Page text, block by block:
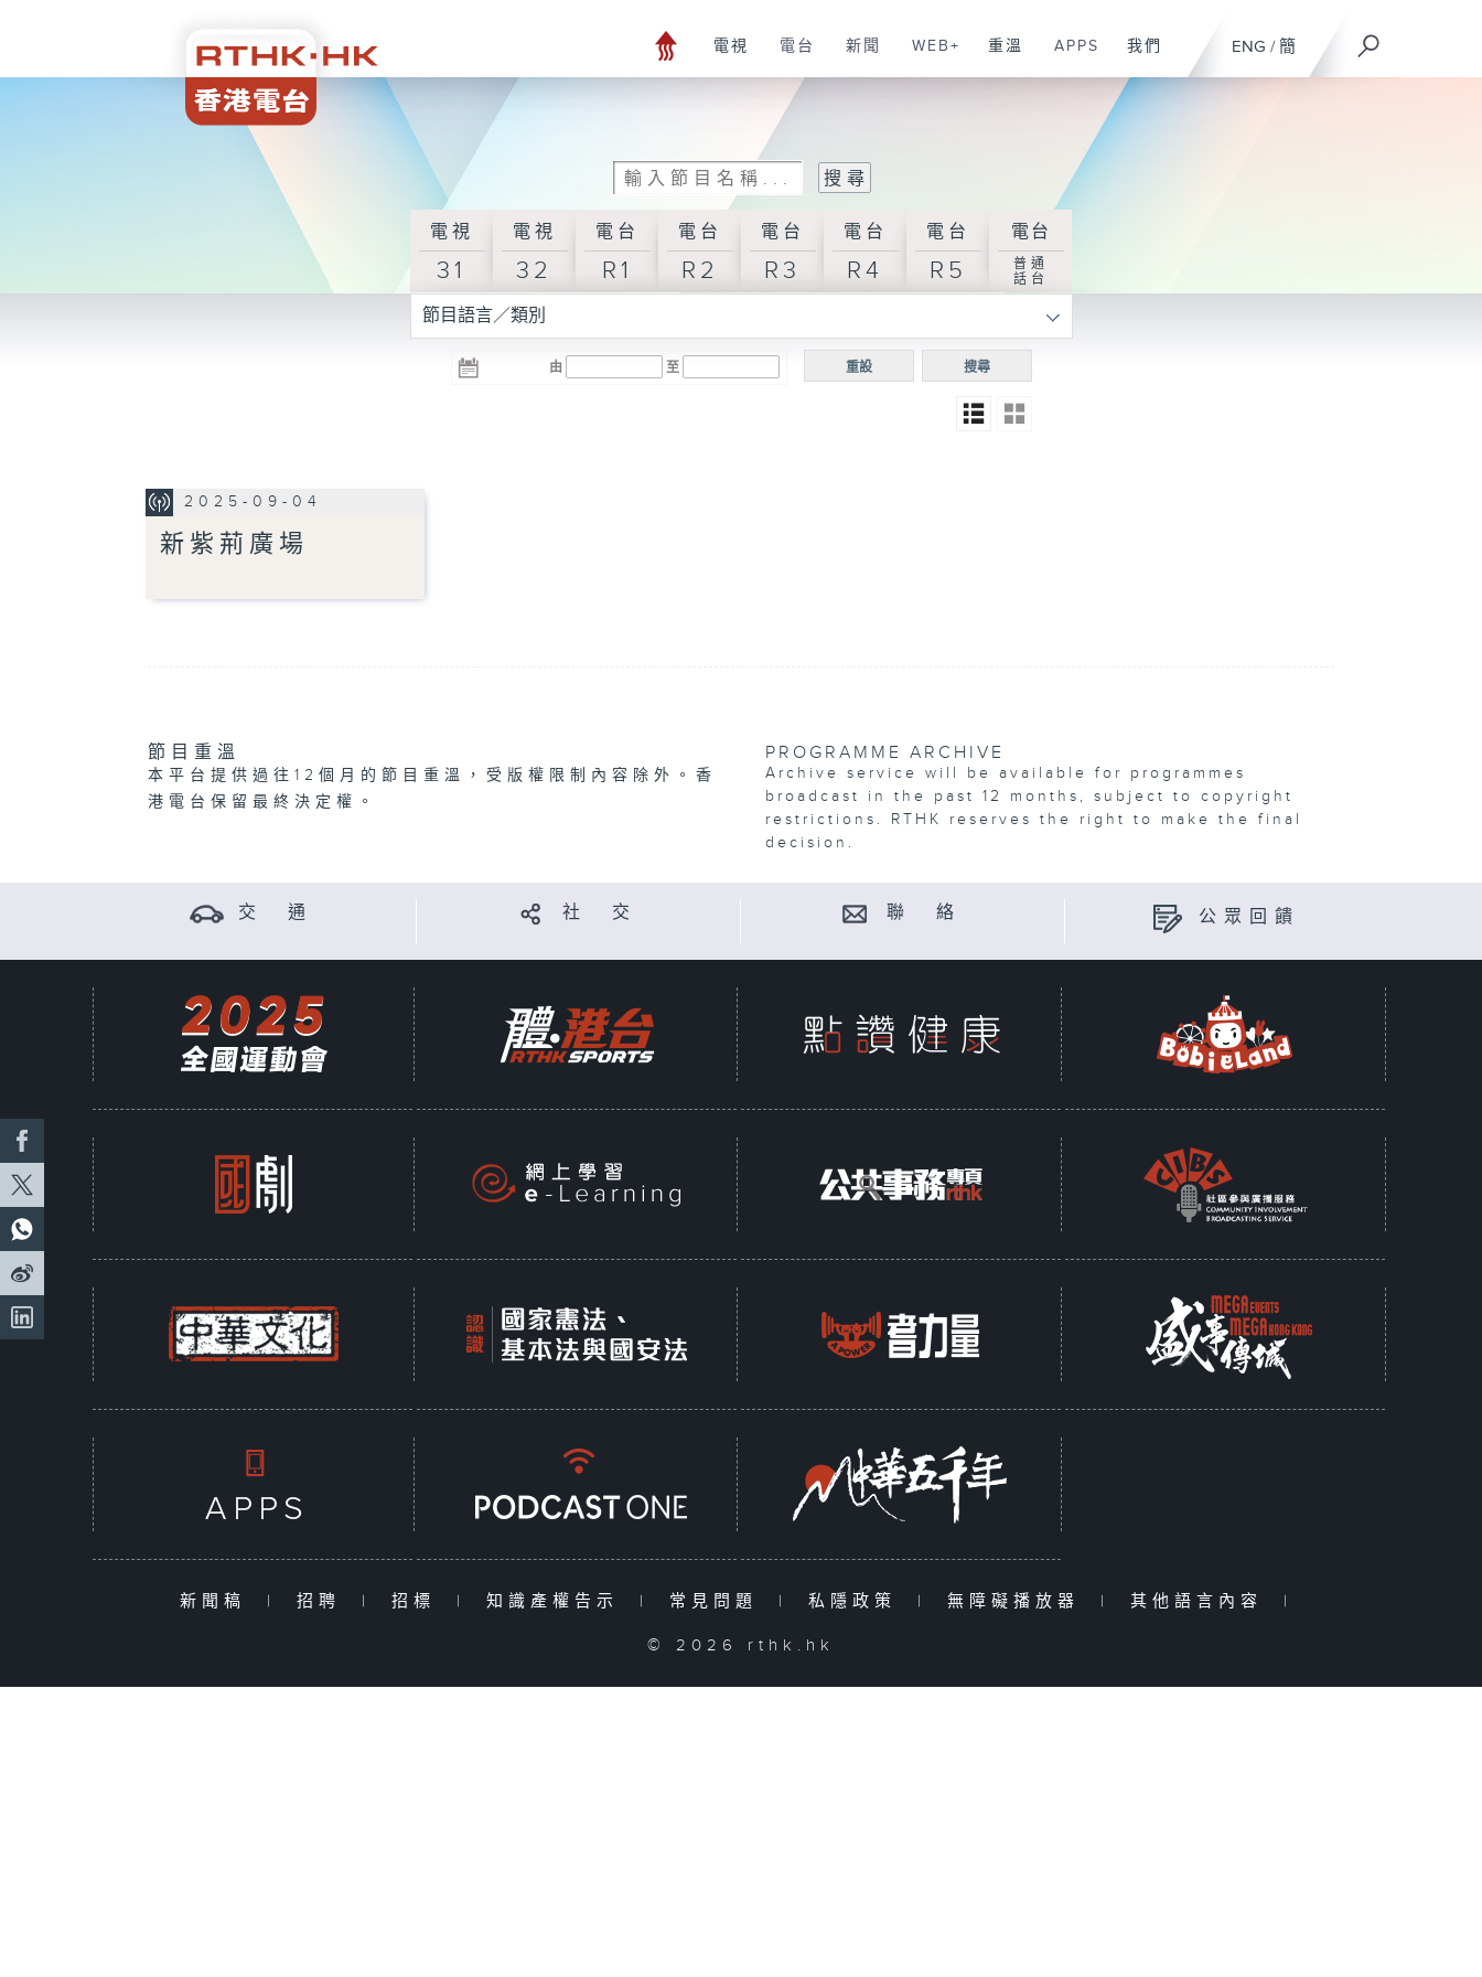
ENG / 簡
電視 電台 新聞 WEB+ 重溫 APPS 我們
電視
31
電視
32
電台
R1
電台
R2
電台
R3
電台
R4
電台
R5
電台
普通
話台
節目語言／類別
由 至 搜尋
重設
2025-09-04
新紫荊廣場
節目重溫
本平台提供過往12個月的節目重溫，受版權限制內容除外。香
港電台保留最終決定權。
PROGRAMME ARCHIVE
Archive service will be available for programmes
broadcast in the past 12 months, subject to copyright
restrictions. RTHK reserves the right to make the final
decision.
交 通 社 交 聯 絡 公眾回饋
新聞稿 | 招聘 | 招標 | 知識產權告示 | 常見問題 | 私隱政策 | 無障礙播放器 | 其他語言內容 |
© 2026 rthk.hk